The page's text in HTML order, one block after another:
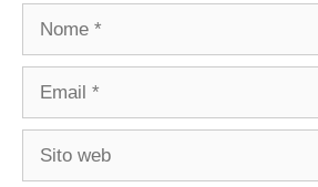
Nome
Email
Sito